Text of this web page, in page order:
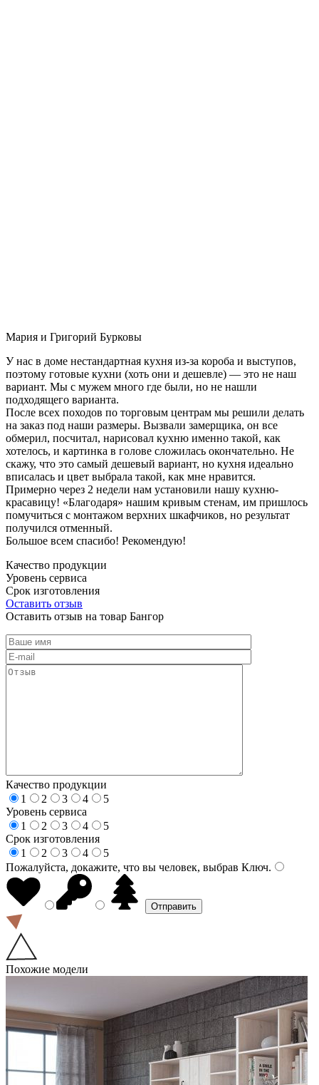
Мария и Григорий Бурковы
У нас в доме нестандартная кухня из-за короба и выступов,
поэтому готовые кухни (хоть они и дешевле) — это не наш
вариант. Мы с мужем много где были, но не нашли
подходящего варианта.
После всех походов по торговым центрам мы решили делать
на заказ под наши размеры. Вызвали замерщика, он все
обмерил, посчитал, нарисовал кухню именно такой, как
хотелось, и картинка в голове сложилась окончательно. Не
скажу, что это самый дешевый вариант, но кухня идеально
вписалась и цвет выбрала такой, как мне нравится.
Примерно через 2 недели нам установили нашу кухню-
красавицу! «Благодаря» нашим кривым стенам, им пришлось
помучиться с монтажом верхних шкафчиков, но результат
получился отменный.
Большое всем спасибо! Рекомендую!
Качество продукции
Уровень сервиса
Срок изготовления
Оставить отзыв
Оставить отзыв на товар Бангор
Качество продукции
1
2 3 4
5
Уровень сервиса
1
2 3 4
5
Срок изготовления
1
2 3 4
5
Пожалуйста, докажите, что вы человек, выбрав Ключ.
Похожие модели